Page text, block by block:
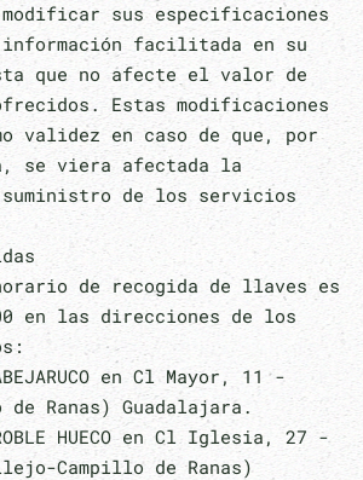
sus especificaciones
facilitada en su
que no afecte el valor de
Estas modificaciones
validez en caso de que, por
se viera afectada la
de los servicios
de recogida de llaves es
en las direcciones de los
en Cl Mayor, 11 -
de Ranas) Guadalajara.
ROBLE HUECO en Cl Iglesia, 27 -
Campillo de Ranas)